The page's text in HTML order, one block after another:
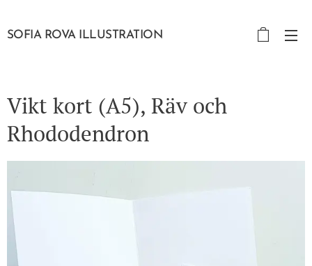
SOFIA ROVA ILLUSTRATION
Vikt kort (A5), Räv och
Rhododendron